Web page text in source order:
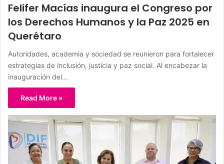
Felifer Macías inaugura el Congreso por
los Derechos Humanos y la Paz 2025 en
Querétaro
Autoridades, academia y sociedad se reunieron para fortalecer
estrategias de inclusión, justicia y paz social. Al encabezar la
inauguración del…
Read More »